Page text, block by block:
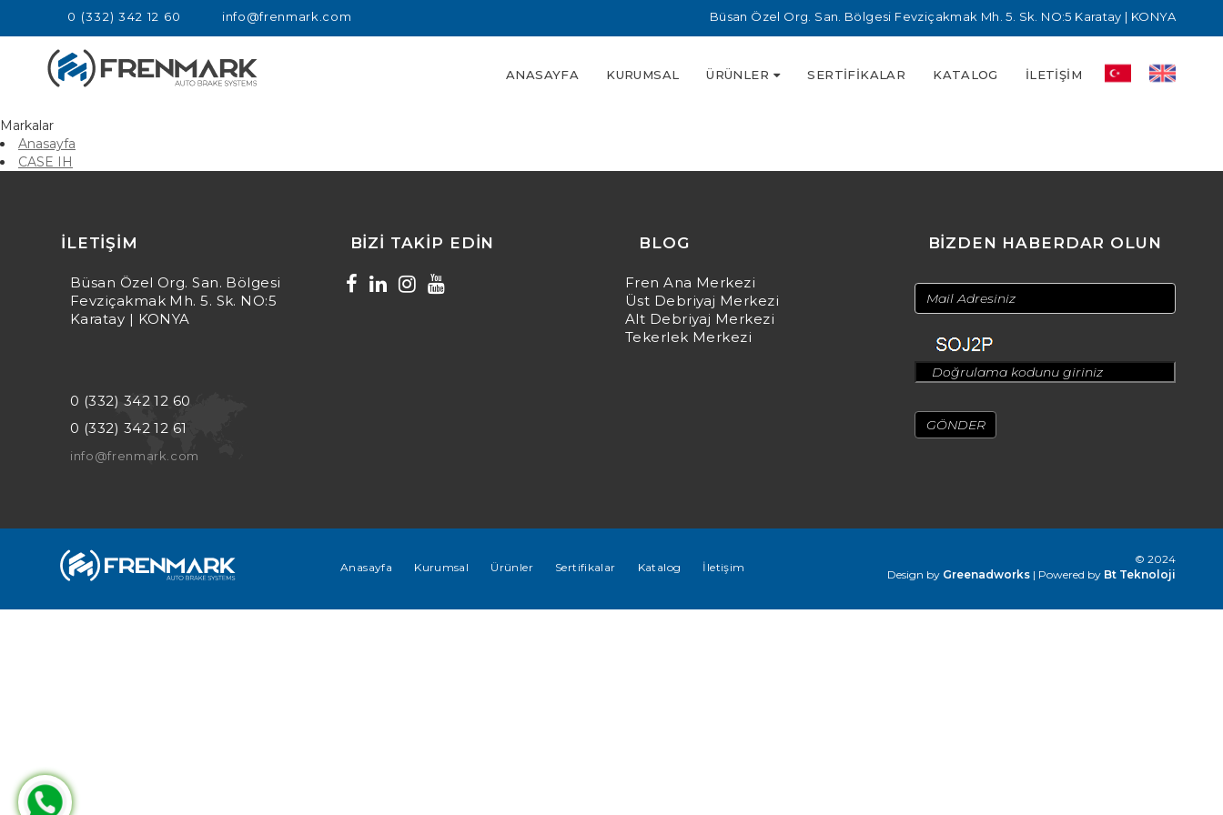
0 (332) 342 12 60 info@frenmark.com Büsan Özel Org. San. Bölgesi Fevziçakmak Mh. 5. Sk. NO:5 Karatay | KONYA
ANASAYFA KURUMSAL ÜRÜNLER SERTIFIKALAR KATALOG İLETIŞIM
Markalar
Anasayfa
CASE IH
İLETIŞIM
Büsan Özel Org. San. Bölgesi
Fevziçakmak Mh. 5. Sk. NO:5
Karatay | KONYA
0 (332) 342 12 60
0 (332) 342 12 61
info@frenmark.com
BIZI TAKIP EDIN BLOG
Fren Ana Merkezi
Üst Debriyaj Merkezi
Alt Debriyaj Merkezi
Tekerlek Merkezi
BİZDEN HABERDAR OLUN
© 2024
Design by Greenadworks | Powered by Bt Teknoloji
Anasayfa Kurumsal Ürünler Sertifikalar Katalog İletişim